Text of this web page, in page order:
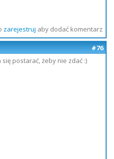
zarejestruj aby dodać komentarz
#76
postarać, żeby nie zdać :)